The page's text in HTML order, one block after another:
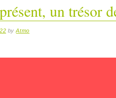
un trésor
byAtmo